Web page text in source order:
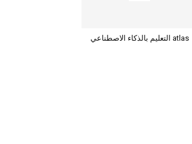
atlas التعليم بالذكاء الاصطناعي